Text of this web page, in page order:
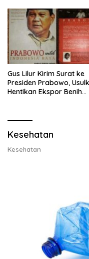
Gus Lilur Kirim Surat ke
Presiden Prabowo,
Hentikan Ekspor Benih
Kesehatan
Kesehatan